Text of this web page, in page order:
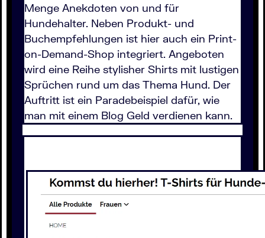
Menge Anekdoten von und für
Hundehalter. Neben Produkt- und
Buchempfehlungen ist hier auch ein Print-
on-Demand-Shop integriert. Angeboten
wird eine Reihe stylisher Shirts mit lustigen
Sprüchen rund um das Thema Hund. Der
Auftritt ist ein Paradebeispiel dafür, wie
man mit einem Blog Geld verdienen kann.